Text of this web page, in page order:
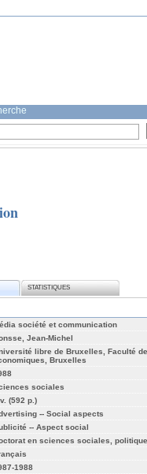
STATISTIQUES
société et communication
Jean-Michel
libre de Bruxelles, Faculté
Bruxelles
sociales
(592 p.)
-- Social aspects
-- Aspect social
en sciences sociales,
1988